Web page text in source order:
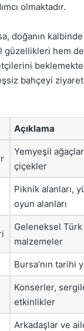
olmaktadır.
doğanın
güzellikleri hem
bahçeyi
Açıklama
Yemyeşil
çiçekler
Piknik alanları,
oyun alanları
Geleneksel
malzemeler
Bursa’nın tarihi
Konserler,
etkinlikler
Arkadaşlar ve